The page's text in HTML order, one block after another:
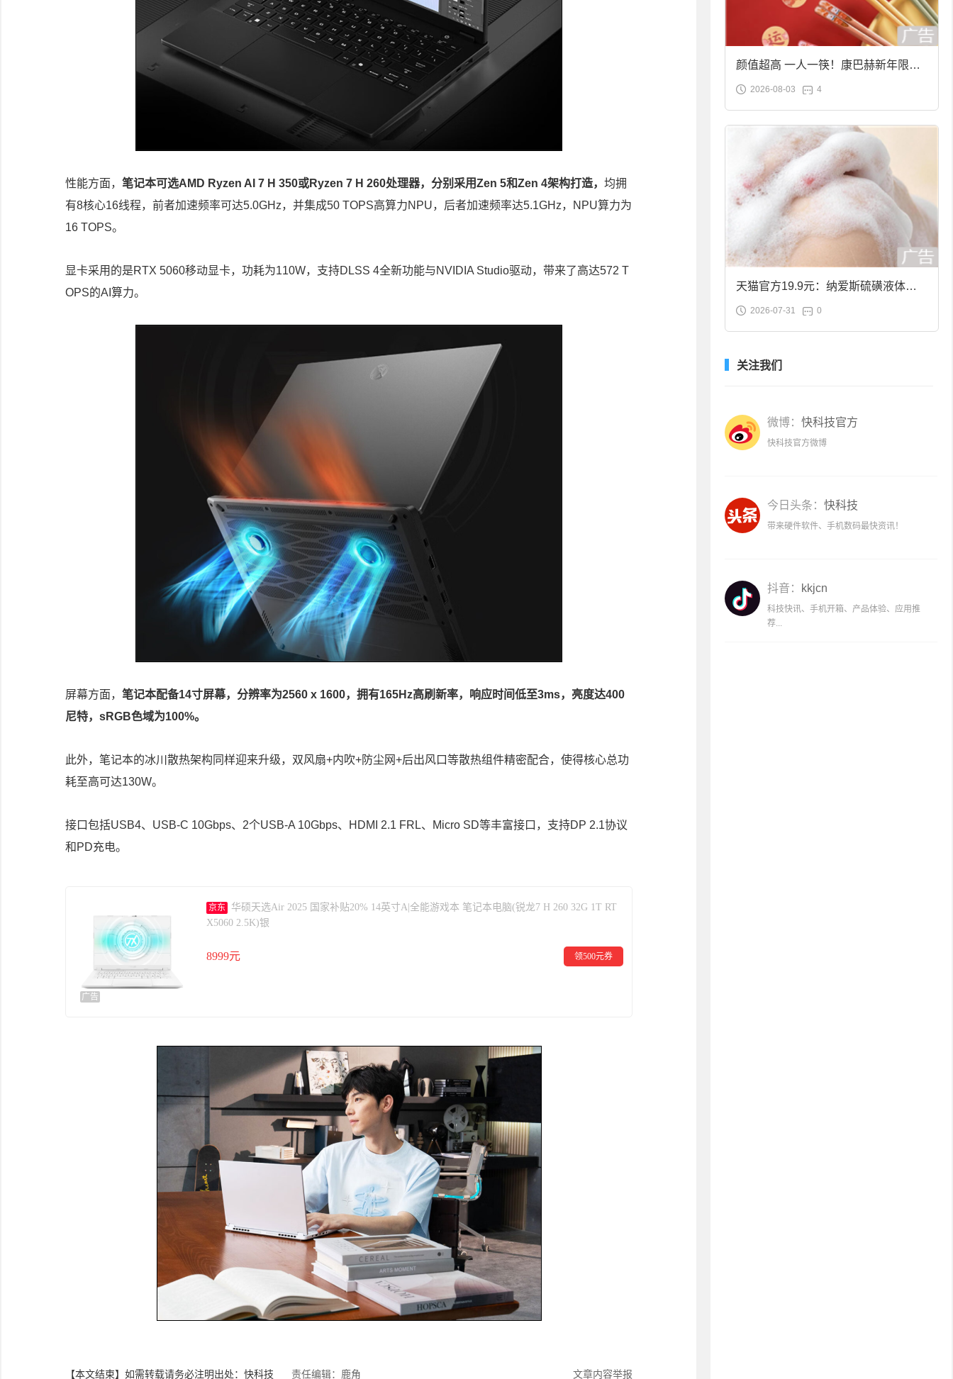
性能方面， 笔记本可选AMD Ryzen AI 7 H 350或Ryzen 7 H 260处理器，分别采用Zen 5和Zen 4架构打造， 均拥
有8核心16线程，前者加速频率可达5.0GHz，并集成50 TOPS高算力NPU，后者加速频率达5.1GHz，NPU算力为
16 TOPS。
显卡采用的是RTX 5060移动显卡，功耗为110W，支持DLSS 4全新功能与NVIDIA Studio驱动，带来了高达572 T
OPS的AI算力。
屏幕方面， 笔记本配备14寸屏幕，分辨率为2560 x 1600，拥有165Hz高刷新率，响应时间低至3ms，亮度达400
尼特，sRGB色域为100%。
此外，笔记本的冰川散热架构同样迎来升级，双风扇+内吹+防尘网+后出风口等散热组件精密配合，使得核心总功
耗至高可达130W。
接口包括USB4、USB-C 10Gbps、2个USB-A 10Gbps、HDMI 2.1 FRL、Micro SD等丰富接口，支持DP 2.1协议
和PD充电。
广告
京东
华硕天选Air 2025 国家补贴20% 14英寸A|全能游戏本 笔记本电脑(锐龙7 H 260 32G 1T RT
X5060 2.5K)银
8999元 领500元券
【本文结束】如需转载请务必注明出处：快科技 责任编辑：鹿角 文章内容举报
颜值超高 一人一筷！康巴赫新年限定
合金筷子大促：19.9元
2026-08-03 4
天猫官方19.9元：纳爱斯硫磺液体香
皂2斤大促
2026-07-31 0
关注我们
微博： 快科技官方
快科技官方微博
今日头条： 快科技
带来硬件软件、手机数码最快资讯！
抖音： kkjcn
科技快讯、手机开箱、产品体验、应用推
荐...